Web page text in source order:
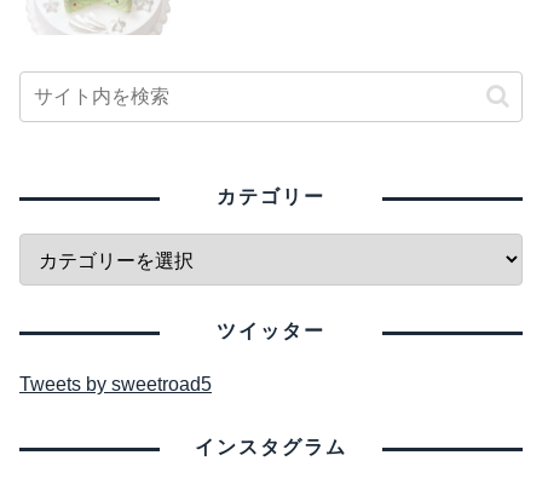
カテゴリー
ツイッター
Tweets by sweetroad5
インスタグラム